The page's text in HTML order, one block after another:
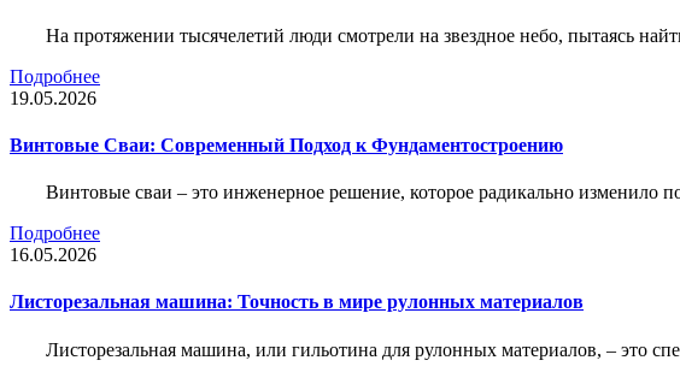
На протяжении тысячелетий люди смотрели на звездное небо, пытаясь
Подробнее
19.05.2026
Винтовые Сваи: Современный Подход к Фундаментостроению
Винтовые сваи – это инженерное решение, которое радикально изменило
Подробнее
16.05.2026
Листорезальная машина: Точность в мире рулонных материалов
Листорезальная машина, или гильотина для рулонных материалов, – это